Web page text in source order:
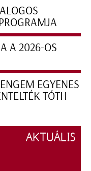
A 2026-OS
EGYENES
TÓTH
AKTUÁLIS